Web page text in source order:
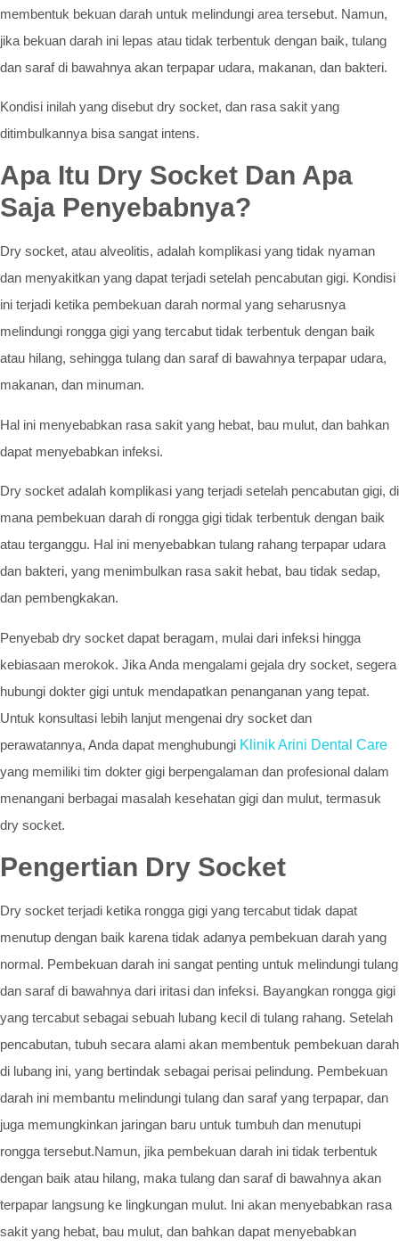
membentuk bekuan darah untuk melindungi area tersebut. Namun,
jika bekuan darah ini lepas atau tidak terbentuk dengan baik, tulang
dan saraf di bawahnya akan terpapar udara, makanan, dan bakteri.
Kondisi inilah yang disebut dry socket, dan rasa sakit yang
ditimbulkannya bisa sangat intens.
Apa Itu Dry Socket Dan Apa
Saja Penyebabnya?
Dry socket, atau alveolitis, adalah komplikasi yang tidak nyaman
dan menyakitkan yang dapat terjadi setelah pencabutan gigi. Kondisi
ini terjadi ketika pembekuan darah normal yang seharusnya
melindungi rongga gigi yang tercabut tidak terbentuk dengan baik
atau hilang, sehingga tulang dan saraf di bawahnya terpapar udara,
makanan, dan minuman.
Hal ini menyebabkan rasa sakit yang hebat, bau mulut, dan bahkan
dapat menyebabkan infeksi.
Dry socket adalah komplikasi yang terjadi setelah pencabutan gigi, di
mana pembekuan darah di rongga gigi tidak terbentuk dengan baik
atau terganggu. Hal ini menyebabkan tulang rahang terpapar udara
dan bakteri, yang menimbulkan rasa sakit hebat, bau tidak sedap,
dan pembengkakan.
Penyebab dry socket dapat beragam, mulai dari infeksi hingga
kebiasaan merokok. Jika Anda mengalami gejala dry socket, segera
hubungi dokter gigi untuk mendapatkan penanganan yang tepat.
Untuk konsultasi lebih lanjut mengenai dry socket dan
perawatannya, Anda dapat menghubungi Klinik Arini Dental Care
yang memiliki tim dokter gigi berpengalaman dan profesional dalam
menangani berbagai masalah kesehatan gigi dan mulut, termasuk
dry socket.
Pengertian Dry Socket
Dry socket terjadi ketika rongga gigi yang tercabut tidak dapat
menutup dengan baik karena tidak adanya pembekuan darah yang
normal. Pembekuan darah ini sangat penting untuk melindungi tulang
dan saraf di bawahnya dari iritasi dan infeksi. Bayangkan rongga gigi
yang tercabut sebagai sebuah lubang kecil di tulang rahang. Setelah
pencabutan, tubuh secara alami akan membentuk pembekuan darah
di lubang ini, yang bertindak sebagai perisai pelindung. Pembekuan
darah ini membantu melindungi tulang dan saraf yang terpapar, dan
juga memungkinkan jaringan baru untuk tumbuh dan menutupi
rongga tersebut.Namun, jika pembekuan darah ini tidak terbentuk
dengan baik atau hilang, maka tulang dan saraf di bawahnya akan
terpapar langsung ke lingkungan mulut. Ini akan menyebabkan rasa
sakit yang hebat, bau mulut, dan bahkan dapat menyebabkan